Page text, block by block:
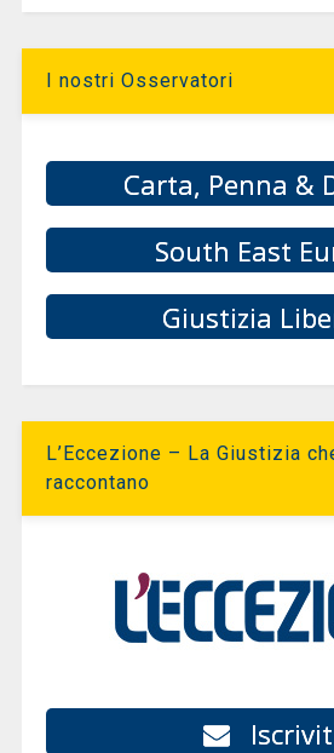
I nostri Osservatori
Carta, Penna &
South East
Giustizia
L’Eccezione – La Giustizia
raccontano